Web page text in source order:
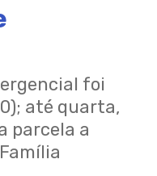
foi
até quarta,
parcela a